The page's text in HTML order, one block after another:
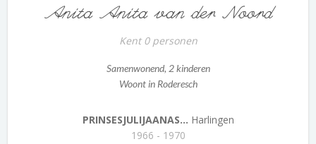
Anita Anita van der Noord
Kent 0 personen
Samenwonend, 2 kinderen
Woont in Roderesch
PRINSESJULIJAANAS... Harlingen
1966 - 1970